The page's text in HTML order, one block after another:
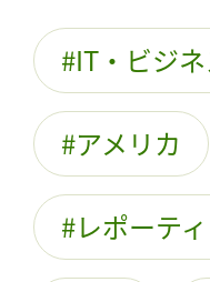
IT・ビジ
アメリカ
レポーテ